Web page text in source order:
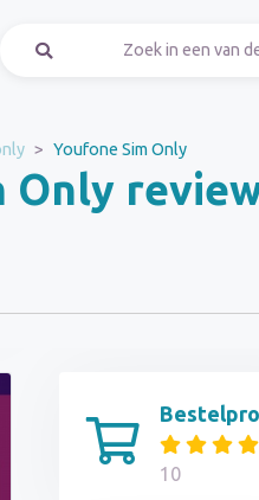
Youfone Sim Only
Only
10